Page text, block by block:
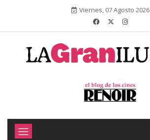
Viernes, 07 Agosto 2026